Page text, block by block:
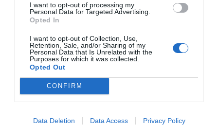
I want to opt-out of processing my
Personal Data for Targeted Advertising.
Opted In
I want to opt-out of Collection, Use,
Retention, Sale, and/or Sharing of my
Personal Data that Is Unrelated with the
Purposes for which it was collected.
Opted Out
CONFIRM
Data Deletion Data Access Privacy Policy